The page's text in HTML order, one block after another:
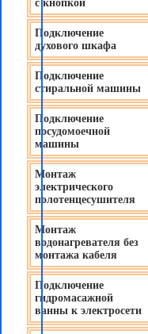
с кнопкой
Подключение
духового шкафа
Подключение
стиральной машины
Подключение
посудомоечной
машины
Монтаж
электрического
полотенцесушителя
Монтаж
водонагревателя без
монтажа кабеля
Подключение
гидромасажной
ванны к электросети